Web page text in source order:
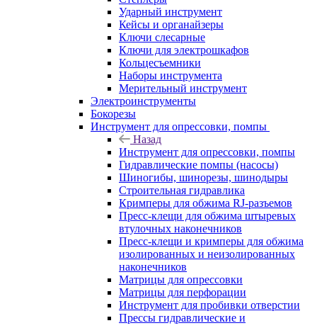
Ударный инструмент
Кейсы и органайзеры
Ключи слесарные
Ключи для электрошкафов
Кольцесъемники
Наборы инструмента
Мерительный инструмент
Электроинструменты
Бокорезы
Инструмент для опрессовки, помпы
Назад
Инструмент для опрессовки, помпы
Гидравлические помпы (насосы)
Шиногибы, шинорезы, шинодыры
Строительная гидравлика
Кримперы для обжима RJ-разъемов
Пресс-клещи для обжима штыревых
втулочных наконечников
Пресс-клещи и кримперы для обжима
изолированных и неизолированных
наконечников
Матрицы для опрессовки
Матрицы для перфорации
Инструмент для пробивки отверстии
Прессы гидравлические и